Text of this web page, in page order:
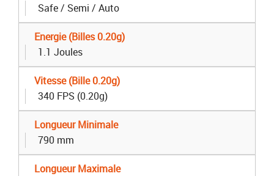
Safe / Semi / Auto
Energie (Billes 0.20g)
1.1 Joules
Vitesse (Bille 0.20g)
340 FPS (0.20g)
Longueur Minimale
790 mm
Longueur Maximale